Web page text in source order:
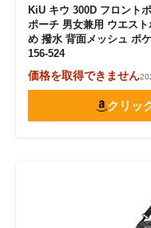
KiU キウ 300D フロント
ポーチ 男女兼用 ウエス
め 撥水 背面メッシュ ポ
156-524
価格を取得できません
クリッ